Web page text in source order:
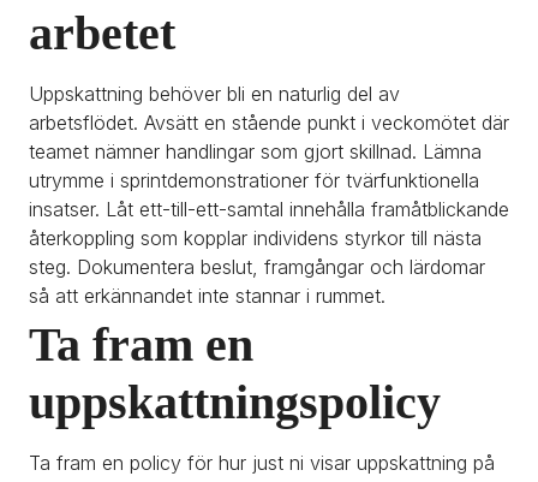
arbetet
Uppskattning behöver bli en naturlig del av
arbetsflödet. Avsätt en stående punkt i veckomötet där
teamet nämner handlingar som gjort skillnad. Lämna
utrymme i sprintdemonstrationer för tvärfunktionella
insatser. Låt ett-till-ett-samtal innehålla framåtblickande
återkoppling som kopplar individens styrkor till nästa
steg. Dokumentera beslut, framgångar och lärdomar
så att erkännandet inte stannar i rummet.
Ta fram en
uppskattningspolicy
Ta fram en policy för hur just ni visar uppskattning på